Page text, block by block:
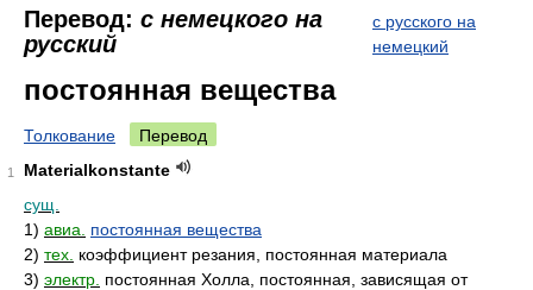
Перевод: с немецкого на
русский
с русского на
немецкий
постоянная вещества
Толкование Перевод
1
Materialkonstante
сущ.
1) авиа.
постоянная вещества
2) тех. коэффициент резания, постоянная материала
3) электр. постоянная Холла, постоянная, зависящая от